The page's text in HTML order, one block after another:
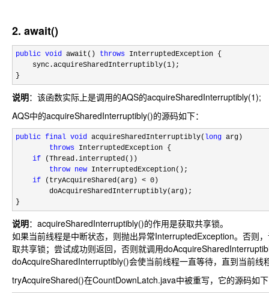
2. await()
public void await() throws InterruptedException {
    sync.acquireSharedInterruptibly(
1 );
}
说明：该函数实际上是调用的AQS的acquireSharedInterruptibly(1);
AQS中的acquireSharedInterruptibly()的源码如下：
public final void acquireSharedInterruptibly( long arg)
throws InterruptedException {
if (Thread.interrupted())
throw new InterruptedException();
if (tryAcquireShared(arg) < 0 )
        doAcquireSharedInterruptibly(arg);
}
说明：acquireSharedInterruptibly()的作用是获取共享锁。
如果当前线程是中断状态，则抛出异常InterruptedException。否则
取共享锁；尝试成功则返回，否则就调用
doAcquireSharedInterruptibly()会使当前线程一直等待，直到当前线
tryAcquireShared()在CountDownLatch.java中被重写，它的源码如